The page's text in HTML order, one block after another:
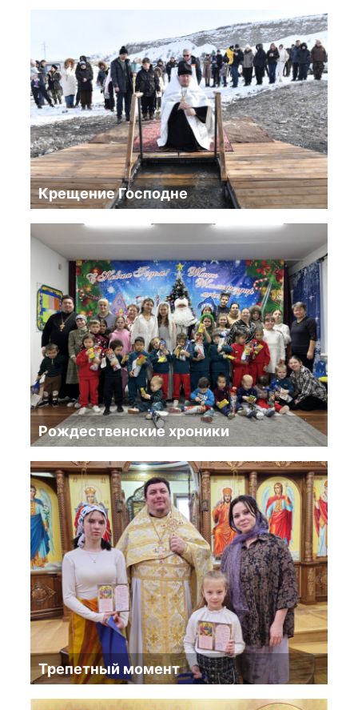
Крещение Господне
Рождественские хроники
Трепетный момент